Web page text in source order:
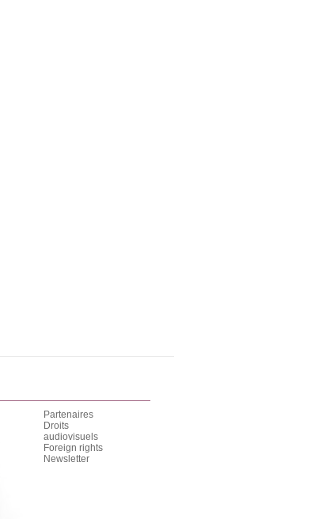
Partenaires
Droits
audiovisuels
Foreign rights
Newsletter